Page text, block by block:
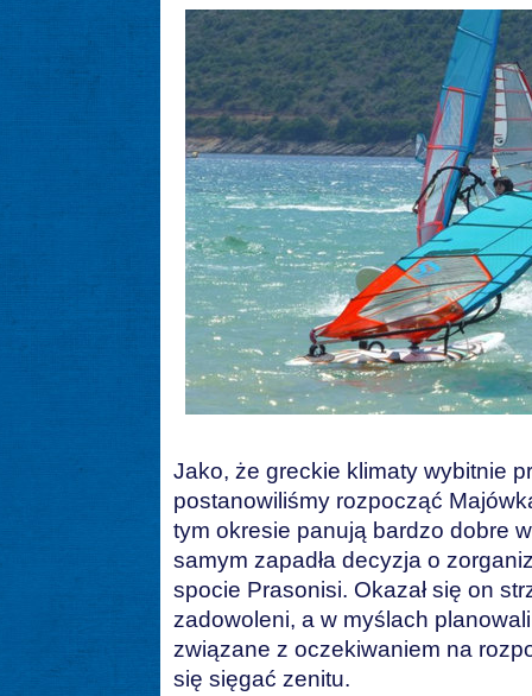
Jako, że greckie klimaty wybitnie
postanowiliśmy rozpocząć
tym okresie panują bardzo dobre
samym zapadła decyzja o
spocie Prasonisi. Okazał się on
zadowoleni, a w myślach
związane z oczekiwaniem na
się sięgać zenitu.